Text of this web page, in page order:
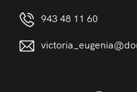
943 48 11 60